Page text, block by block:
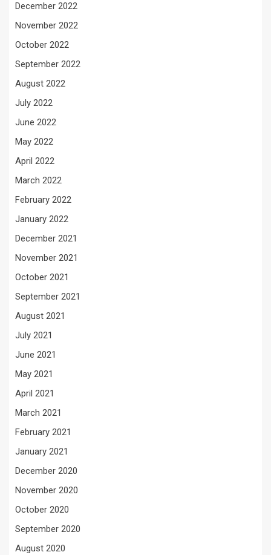
December 2022
November 2022
October 2022
September 2022
August 2022
July 2022
June 2022
May 2022
April 2022
March 2022
February 2022
January 2022
December 2021
November 2021
October 2021
September 2021
August 2021
July 2021
June 2021
May 2021
April 2021
March 2021
February 2021
January 2021
December 2020
November 2020
October 2020
September 2020
August 2020